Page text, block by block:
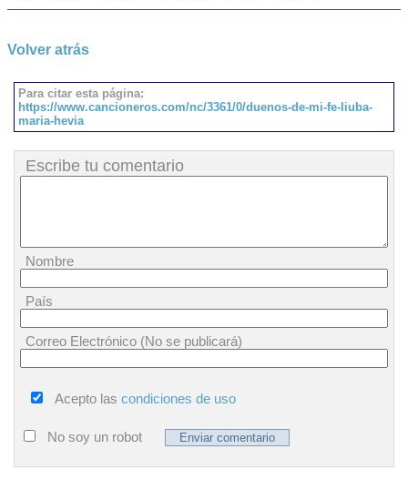
Volver atrás
Para citar esta página:
https://www.cancioneros.com/nc/3361/0/duenos-de-mi-fe-liuba-
maria-hevia
Escribe tu comentario
Nombre
País
Correo Electrónico (No se publicará)
Acepto las condiciones de uso
No soy un robot